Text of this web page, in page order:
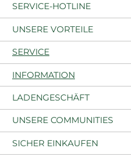
SERVICE-HOTLINE
UNSERE VORTEILE
SERVICE
INFORMATION
LADENGESCHÄFT
UNSERE COMMUNITIES
SICHER EINKAUFEN